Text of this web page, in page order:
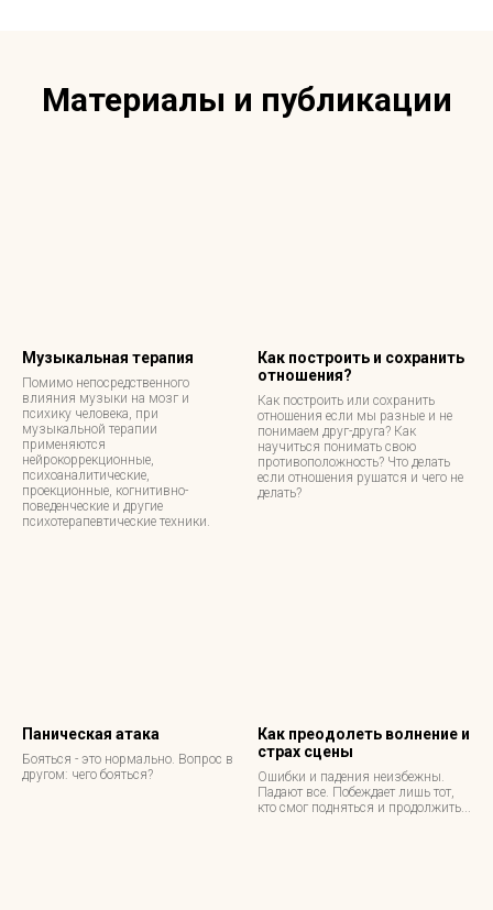
Материалы и публикации
Музыкальная терапия
Помимо непосредственного
влияния музыки на мозг и
психику человека, при
музыкальной терапии
применяются
нейрокоррекционные,
психоаналитические,
проекционные, когнитивно-
поведенческие и другие
психотерапевтические техники.
Как построить и сохранить
отношения?
Как построить или сохранить
отношения если мы разные и не
понимаем друг-друга? Как
научиться понимать свою
противоположность? Что делать
если отношения рушатся и чего не
делать?
Паническая атака
Бояться - это нормально. Вопрос в
другом: чего бояться?
Как преодолеть волнение и
страх сцены
Ошибки и падения неизбежны.
Падают все. Побеждает лишь тот,
кто смог подняться и продолжить...